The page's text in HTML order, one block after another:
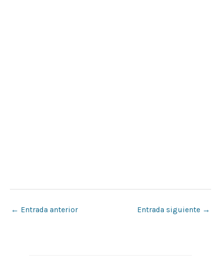
← Entrada anterior Entrada siguiente →